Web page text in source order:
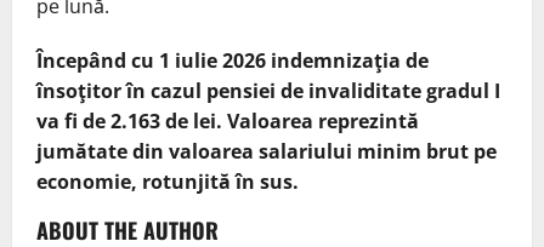
pe lună.
Începând cu 1 iulie 2026 indemnizaţia de
însoţitor în cazul pensiei de invaliditate gradul I
va fi de 2.163 de lei. Valoarea reprezintă
jumătate din valoarea salariului minim brut pe
economie, rotunjită în sus.
ABOUT THE AUTHOR